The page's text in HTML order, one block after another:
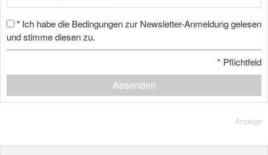
* Ich habe die Bedingungen zur Newsletter-Anmeldung gelesen
und stimme diesen zu.
* Pflichtfeld
Absenden
Anzeige